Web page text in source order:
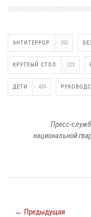
АНТИТЕРРОР 392
КРУГЛЫЙ СТОЛ 223
ДЕТИ 439
Пресс-
национальной
← Предыдущая